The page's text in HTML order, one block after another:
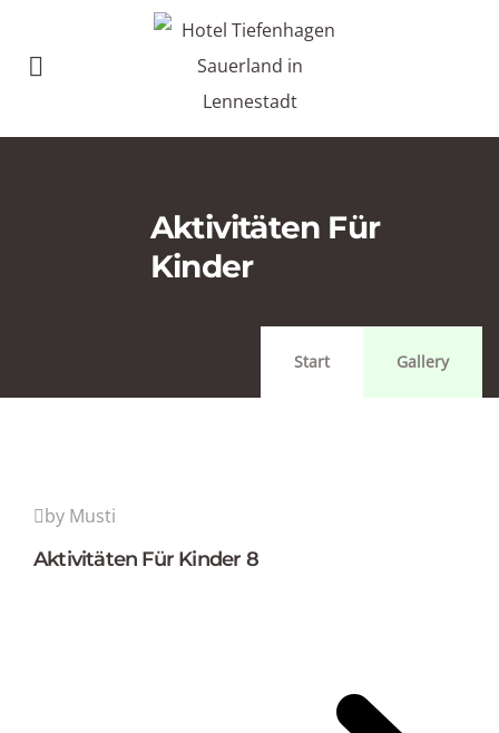
Aktivitäten Für
Kinder
Start Gallery
by Musti
Aktivitäten Für Kinder 8